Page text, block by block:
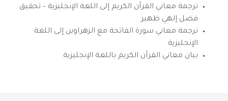
ترجمة معاني القرآن الكريم إلى اللغة الإنجليزية – تحقيق
فضل إلهي ظهير
ترجمة معاني سورة الفاتحة مع الزهراوين إلى اللغة
الإنجليزية
بيان معاني القرآن الكريم باللغة الإنجليزية